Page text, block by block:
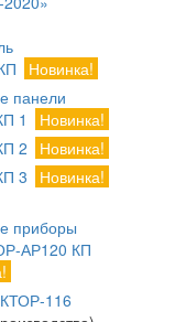
Новинка!
панели
1
Новинка!
2
Новинка!
3
Новинка!
приборы
АР120 КП
116